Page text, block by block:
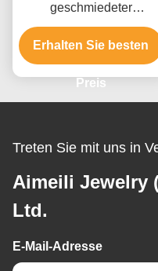
geschmiedeter
Carbonfaserring für
Herren, wasserdicht, mit
individuellem Service
Erhalten Sie besten
Preis
Treten Sie mit uns in
Aimeili Jewelry
Ltd.
E-Mail-Adresse